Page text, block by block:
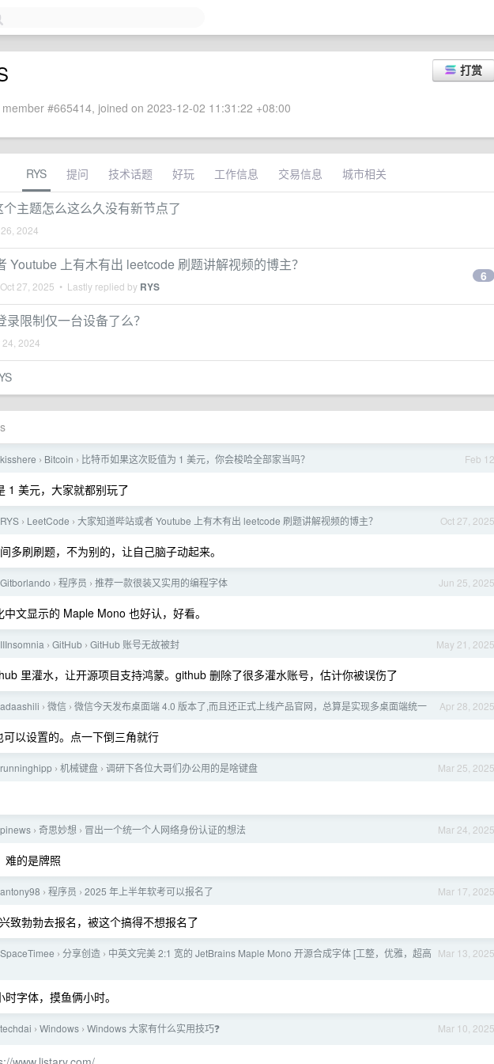
打赏
member #665414, joined on 2023-12-02 11:31:22 +08:00
RYS 提问 技术话题 好玩 工作信息 交易信息 城市相关
主题怎么这么久没有新节点了
2024
Youtube 上有木有出 leetcode 刷题讲解视频的博主？
Oct 27, 2025 • Lastly replied by RYS
6
限制仅一台设备了么？
24, 2024
Feb 12
kisshere › Bitcoin › 比特币如果这次贬值为 1 美元，你会梭哈全部家当吗？
1 美元，大家就都别玩了
Oct 27, 2025
RYS › LeetCode › 大家知道哔站或者 Youtube 上有木有出 leetcode 刷题讲解视频的博主？
多刷刷题，不为别的，让自己脑子动起来。
Jun 25, 2025
Gitborlando › 程序员 › 推荐一款很装又实用的编程字体
中文显示的 Maple Mono 也好认，好看。
May 21, 2025
IIInsomnia › GitHub › GitHub 账号无故被封
里灌水，让开源项目支持鸿蒙。github 删除了很多灌水账号，估计你被误伤了
Apr 28, 2025
adaashili › 微信 › 微信今天发布桌面端 4.0 版本了,而且还正式上线产品官网，总算是实现多桌面端统一
可以设置的。点一下倒三角就行
Mar 25, 2025
runninghipp › 机械键盘 › 调研下各位大哥们办公用的是啥键盘
Mar 24, 2025
pinews › 奇思妙想 › 冒出一个统一个人网络身份认证的想法
难的是牌照
Mar 17, 2025
antony98 › 程序员 › 2025 年上半年软考可以报名了
致勃勃去报名，被这个搞得不想报名了
Mar 13, 2025
SpaceTimee › 分享创造 › 中英文完美 2:1 宽的 JetBrains Maple Mono 开源合成字体 [工整，优雅，超高
字体，摸鱼俩小时。
Mar 10, 2025
techdai › Windows › Windows 大家有什么实用技巧❓